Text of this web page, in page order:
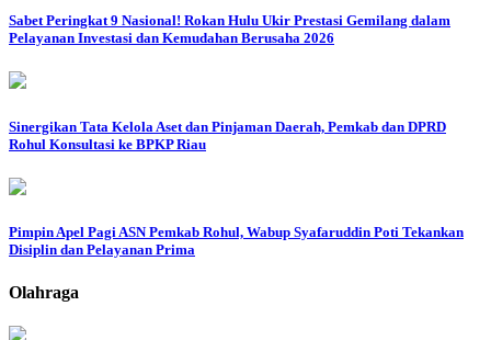
Sabet Peringkat 9 Nasional! Rokan Hulu Ukir Prestasi Gemilang dalam
Pelayanan Investasi dan Kemudahan Berusaha 2026
Sinergikan Tata Kelola Aset dan Pinjaman Daerah, Pemkab dan DPRD
Rohul Konsultasi ke BPKP Riau
Pimpin Apel Pagi ASN Pemkab Rohul, Wabup Syafaruddin Poti Tekankan
Disiplin dan Pelayanan Prima
Olahraga